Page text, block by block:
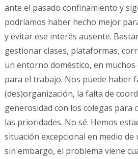
ante el pasado confinamiento y
podríamos haber hecho mejor
y evitar ese interés ausente.
gestionar clases, plataformas,
un entorno doméstico, en muchos
para el trabajo. Nos puede haber
(des)organización, la falta de
generosidad con los colegas para
las prioridades. No sé. Hemos
situación excepcional en medio
sin embargo, el problema viene